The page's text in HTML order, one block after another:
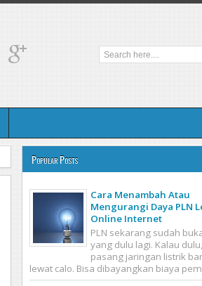
Popular Posts
Cara Menambah Atau
Mengurangi Daya PLN
Online Internet
PLN sekarang sudah
yang dulu lagi. Kalau
pasang jaringan listrik
lewat calo. Bisa dibayangkan biaya